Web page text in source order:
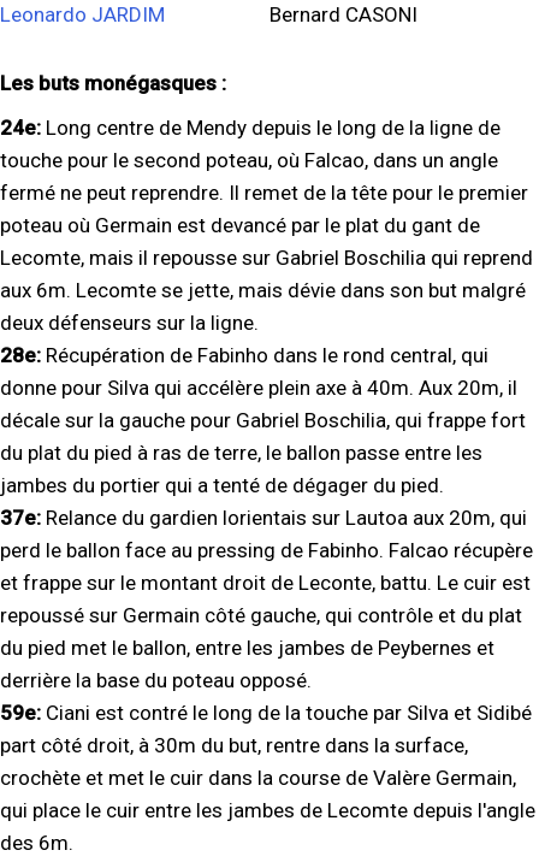
Leonardo JARDIM Bernard CASONI
Les buts monégasques :
24e: Long centre de Mendy depuis le long de la ligne de
touche pour le second poteau, où Falcao, dans un angle
fermé ne peut reprendre. Il remet de la tête pour le premier
poteau où Germain est devancé par le plat du gant de
Lecomte, mais il repousse sur Gabriel Boschilia qui reprend
aux 6m. Lecomte se jette, mais dévie dans son but malgré
deux défenseurs sur la ligne.
28e: Récupération de Fabinho dans le rond central, qui
donne pour Silva qui accélère plein axe à 40m. Aux 20m, il
décale sur la gauche pour Gabriel Boschilia, qui frappe fort
du plat du pied à ras de terre, le ballon passe entre les
jambes du portier qui a tenté de dégager du pied.
37e: Relance du gardien lorientais sur Lautoa aux 20m, qui
perd le ballon face au pressing de Fabinho. Falcao récupère
et frappe sur le montant droit de Leconte, battu. Le cuir est
repoussé sur Germain côté gauche, qui contrôle et du plat
du pied met le ballon, entre les jambes de Peybernes et
derrière la base du poteau opposé.
59e: Ciani est contré le long de la touche par Silva et Sidibé
part côté droit, à 30m du but, rentre dans la surface,
crochète et met le cuir dans la course de Valère Germain,
qui place le cuir entre les jambes de Lecomte depuis l'angle
des 6m.